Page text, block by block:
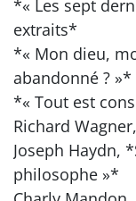
*« Les sept
extraits*
*« Mon dieu,
abandonné ? »*
*« Tout est
Richard
Joseph Haydn,
philosophe »*